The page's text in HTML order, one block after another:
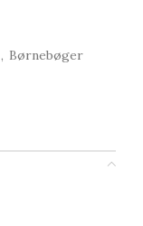
, Børnebøger